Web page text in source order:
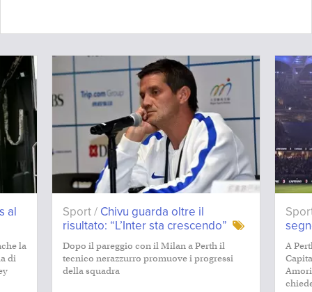
al
la
di
Sport / Chivu guarda oltre il
risultato: “L’Inter sta crescendo”
Dopo il pareggio con il Milan a Perth il
tecnico nerazzurro promuove i progressi
della squadra
A